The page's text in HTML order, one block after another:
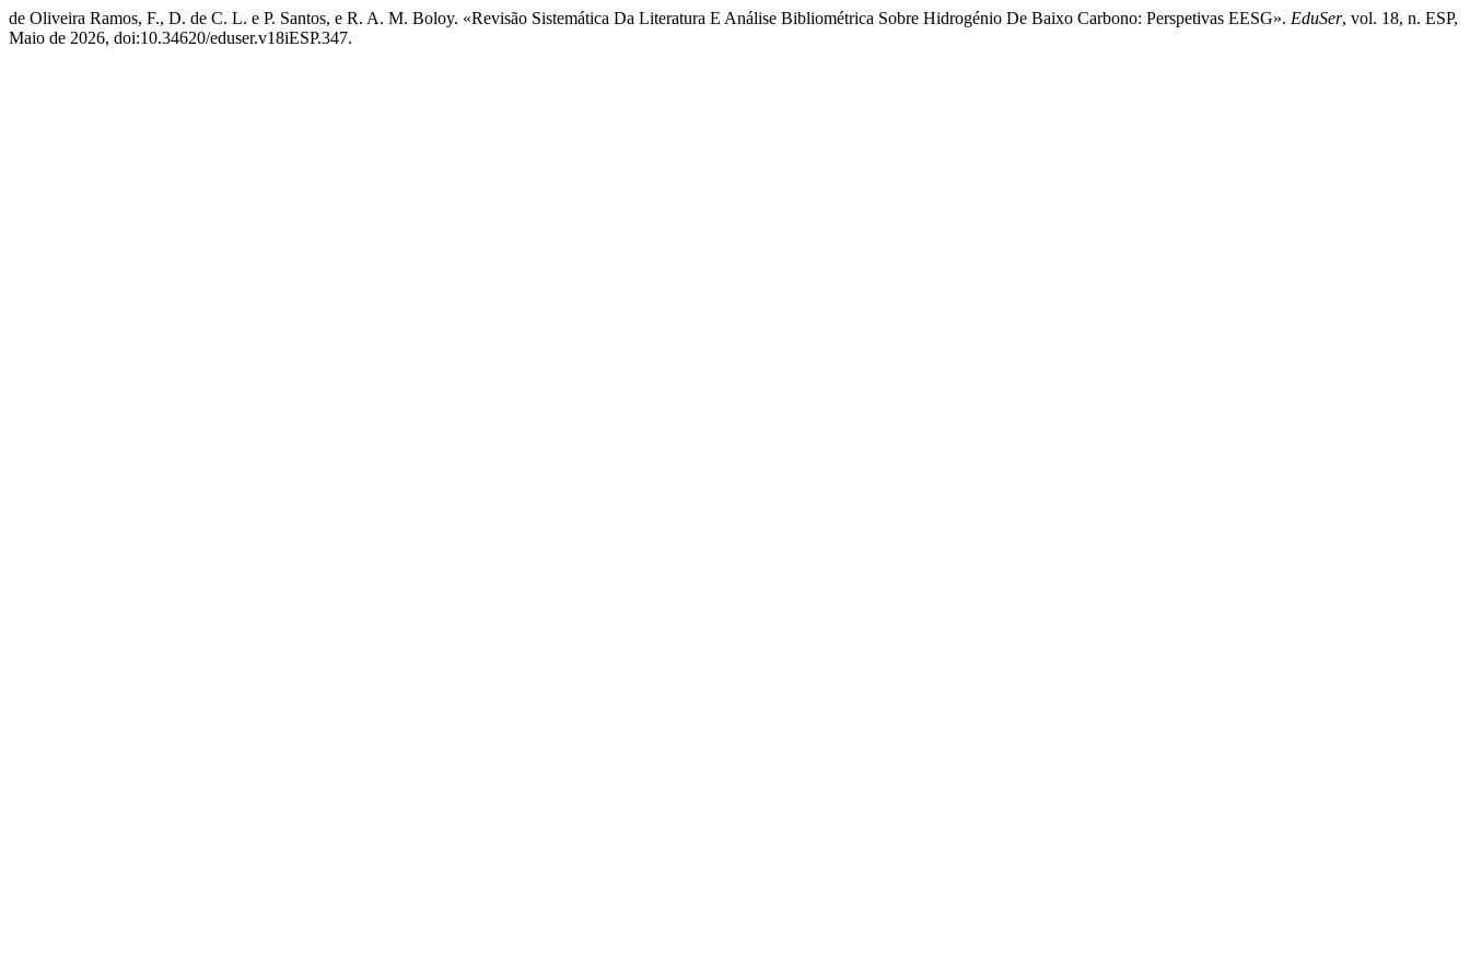
de Oliveira Ramos, F., D. de C. L. e P. Santos, e R. A. M. Boloy. «Revisão Sistemática Da Literatura E Análise Bibliométrica Sobre Hidrogénio De Baixo Carbono: Perspetivas EESG». EduSer, vol. 18, n. ESP,
Maio de 2026, doi:10.34620/eduser.v18iESP.347.